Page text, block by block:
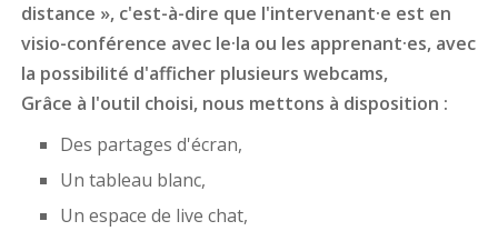
distance », c'est-à-dire que l'intervenant·e est en
visio-conférence avec le·la ou les apprenant·es, avec
la possibilité d'afficher plusieurs webcams,
Grâce à l'outil choisi, nous mettons à disposition :
Des partages d'écran,
Un tableau blanc,
Un espace de live chat,